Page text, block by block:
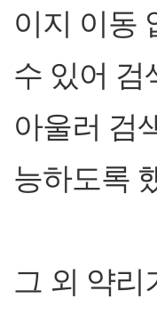
이지 이동
수 있어 검
아울러 검
능하도록
그 외 약리